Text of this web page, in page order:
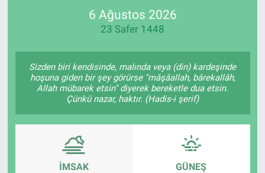
6 Ağustos 2026
23 Safer 1448
Sizden biri kendisinde, malında veya (din) kardeşinde
hoşuna giden bir şey görürse "mâşâallah, bârekallâh,
Allah mübarek etsin" diyerek bereketle dua etsin.
Çünkü nazar, haktır. (Hadis-i şerif)
İMSAK GÜNEŞ